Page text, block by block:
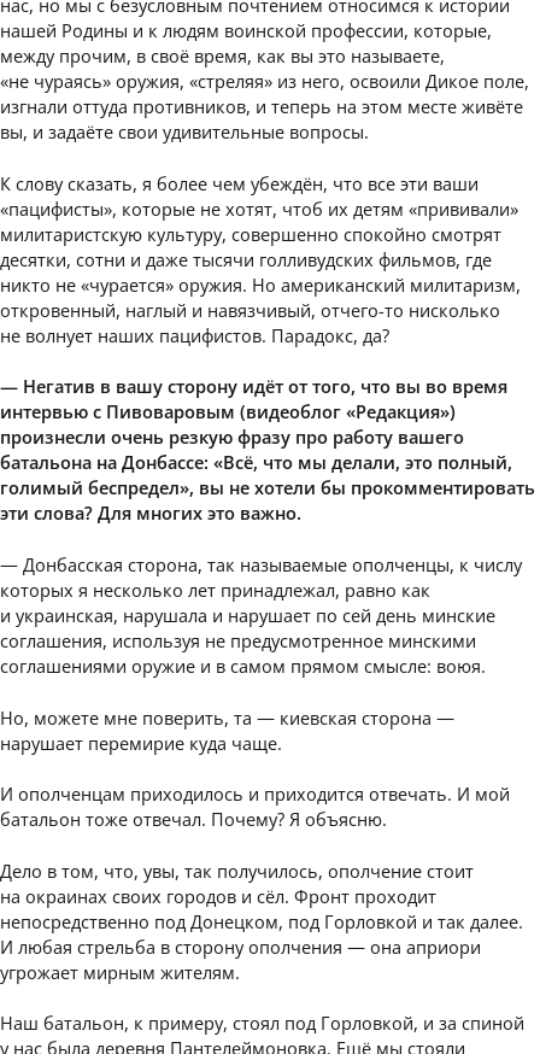
нас, но мы с безусловным почтением относимся к истории
нашей Родины и к людям воинской профессии, которые,
между прочим, в своё время, как вы это называете,
«не чураясь» оружия, «стреляя» из него, освоили Дикое поле,
изгнали оттуда противников, и теперь на этом месте живёте
вы, и задаёте свои удивительные вопросы.
К слову сказать, я более чем убеждён, что все эти ваши
«пацифисты», которые не хотят, чтоб их детям «прививали»
милитаристскую культуру, совершенно спокойно смотрят
десятки, сотни и даже тысячи голливудских фильмов, где
никто не «чурается» оружия. Но американский милитаризм,
откровенный, наглый и навязчивый, отчего-то нисколько
не волнует наших пацифистов. Парадокс, да?
— Негатив в вашу сторону идёт от того, что вы во время
интервью с Пивоваровым (видеоблог «Редакция»)
произнесли очень резкую фразу про работу вашего
батальона на Донбассе: «Всё, что мы делали, это полный,
голимый беспредел», вы не хотели бы прокомментировать
эти слова? Для многих это важно.
— Донбасская сторона, так называемые ополченцы, к числу
которых я несколько лет принадлежал, равно как
и украинская, нарушала и нарушает по сей день минские
соглашения, используя не предусмотренное минскими
соглашениями оружие и в самом прямом смысле: воюя.
Но, можете мне поверить, та — киевская сторона —
нарушает перемирие куда чаще.
И ополченцам приходилось и приходится отвечать. И мой
батальон тоже отвечал. Почему? Я объясню.
Дело в том, что, увы, так получилось, ополчение стоит
на окраинах своих городов и сёл. Фронт проходит
непосредственно под Донецком, под Горловкой и так далее.
И любая стрельба в сторону ополчения — она априори
угрожает мирным жителям.
Наш батальон, к примеру, стоял под Горловкой, и за спиной
у нас была деревня Пантелеймоновка. Ещё мы стояли